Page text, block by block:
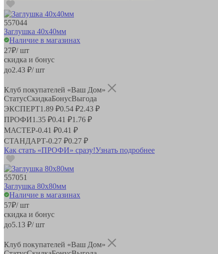
557044
Заглушка 40х40мм
Наличие в магазинах
27₽/ шт
скидка и бонус
до2.43 ₽/ шт
Клуб покупателей «Ваш Дом»
СтатусСкидкаБонусВыгода
ЭКСПЕРТ1.89 ₽0.54 ₽2.43 ₽
ПРОФИ1.35 ₽0.41 ₽1.76 ₽
МАСТЕР-0.41 ₽0.41 ₽
СТАНДАРТ-0.27 ₽0.27 ₽
Как стать «ПРОФИ» сразу!Узнать подробнее
557051
Заглушка 80х80мм
Наличие в магазинах
57₽/ шт
скидка и бонус
до5.13 ₽/ шт
Клуб покупателей «Ваш Дом»